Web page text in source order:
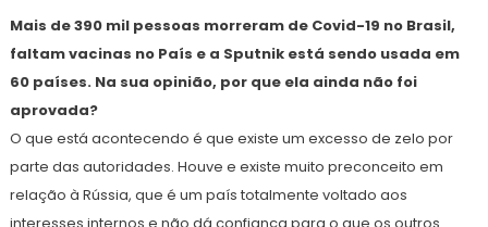
Mais de 390 mil pessoas morreram de Covid-19 no Brasil,
faltam vacinas no País e a Sputnik está sendo usada em
60 países. Na sua opinião, por que ela ainda não foi
aprovada?
O que está acontecendo é que existe um excesso de zelo por
parte das autoridades. Houve e existe muito preconceito em
relação à Rússia, que é um país totalmente voltado aos